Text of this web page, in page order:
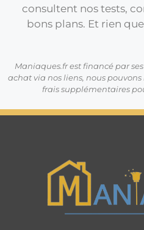
consultent nos tests,
bons plans. Et rien
Maniaques.fr est financé par
achat via nos liens, nous
frais supplémentaires